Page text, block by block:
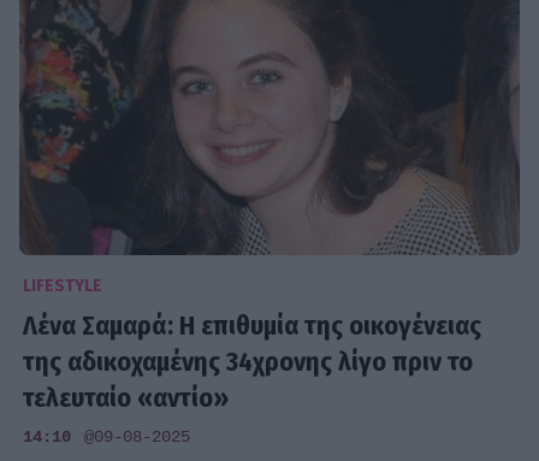
LIFESTYLE
Λένα Σαμαρά: Η επιθυμία της οικογένειας
της αδικοχαμένης 34χρονης λίγο πριν το
τελευταίο «αντίο»
14:10 @09-08-2025